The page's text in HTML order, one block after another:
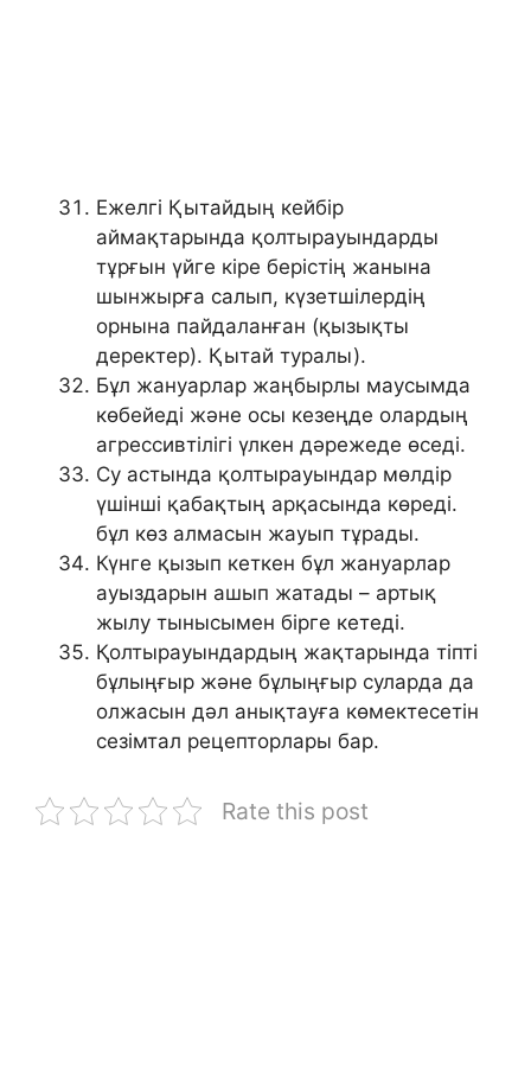
Ежелгі Қытайдың кейбір
аймақтарында қолтырауындарды
тұрғын үйге кіре берістің жанына
шынжырға салып, күзетшілердің
орнына пайдаланған (қызықты
деректер). Қытай туралы).
Бұл жануарлар жаңбырлы маусымда
көбейеді және осы кезеңде олардың
агрессивтілігі үлкен дәрежеде өседі.
Су астында қолтырауындар мөлдір
үшінші қабақтың арқасында көреді.
бұл көз алмасын жауып тұрады.
Күнге қызып кеткен бұл жануарлар
ауыздарын ашып жатады – артық
жылу тынысымен бірге кетеді.
Қолтырауындардың жақтарында тіпті
бұлыңғыр және бұлыңғыр суларда да
олжасын дәл анықтауға көмектесетін
сезімтал рецепторлары бар.
Rate this post